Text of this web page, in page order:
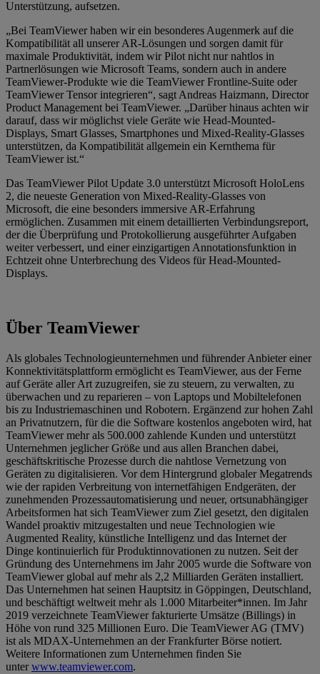
Unterstützung, aufsetzen.
„Bei TeamViewer haben wir ein besonderes Augenmerk auf die
Kompatibilität all unserer AR-Lösungen und sorgen damit für
maximale Produktivität, indem wir Pilot nicht nur nahtlos in
Partnerlösungen wie Microsoft Teams, sondern auch in andere
TeamViewer-Produkte wie die TeamViewer Frontline-Suite oder
TeamViewer Tensor integrieren“, sagt Andreas Haizmann, Director
Product Management bei TeamViewer. „Darüber hinaus achten wir
darauf, dass wir möglichst viele Geräte wie Head-Mounted-
Displays, Smart Glasses, Smartphones und Mixed-Reality-Glasses
unterstützen, da Kompatibilität allgemein ein Kernthema für
TeamViewer ist.“
Das TeamViewer Pilot Update 3.0 unterstützt Microsoft HoloLens
2, die neueste Generation von Mixed-Reality-Glasses von
Microsoft, die eine besonders immersive AR-Erfahrung
ermöglichen. Zusammen mit einem detaillierten Verbindungsreport,
der die Überprüfung und Protokollierung ausgeführter Aufgaben
weiter verbessert, und einer einzigartigen Annotationsfunktion in
Echtzeit ohne Unterbrechung des Videos für Head-Mounted-
Displays.
Über TeamViewer
Als globales Technologieunternehmen und führender Anbieter einer
Konnektivitätsplattform ermöglicht es TeamViewer, aus der Ferne
auf Geräte aller Art zuzugreifen, sie zu steuern, zu verwalten, zu
überwachen und zu reparieren – von Laptops und Mobiltelefonen
bis zu Industriemaschinen und Robotern. Ergänzend zur hohen Zahl
an Privatnutzern, für die die Software kostenlos angeboten wird, hat
TeamViewer mehr als 500.000 zahlende Kunden und unterstützt
Unternehmen jeglicher Größe und aus allen Branchen dabei,
geschäftskritische Prozesse durch die nahtlose Vernetzung von
Geräten zu digitalisieren. Vor dem Hintergrund globaler Megatrends
wie der rapiden Verbreitung von internetfähigen Endgeräten, der
zunehmenden Prozessautomatisierung und neuer, ortsunabhängiger
Arbeitsformen hat sich TeamViewer zum Ziel gesetzt, den digitalen
Wandel proaktiv mitzugestalten und neue Technologien wie
Augmented Reality, künstliche Intelligenz und das Internet der
Dinge kontinuierlich für Produktinnovationen zu nutzen. Seit der
Gründung des Unternehmens im Jahr 2005 wurde die Software von
TeamViewer global auf mehr als 2,2 Milliarden Geräten installiert.
Das Unternehmen hat seinen Hauptsitz in Göppingen, Deutschland,
und beschäftigt weltweit mehr als 1.000 Mitarbeiter*innen. Im Jahr
2019 verzeichnete TeamViewer fakturierte Umsätze (Billings) in
Höhe von rund 325 Millionen Euro. Die TeamViewer AG (TMV)
ist als MDAX-Unternehmen an der Frankfurter Börse notiert.
Weitere Informationen zum Unternehmen finden Sie
unterwww.teamviewer.com.